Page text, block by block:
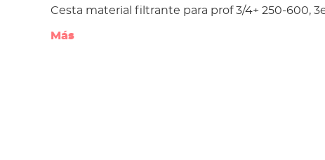
Cesta material filtrante para prof 3/4+ 250-600,
Más